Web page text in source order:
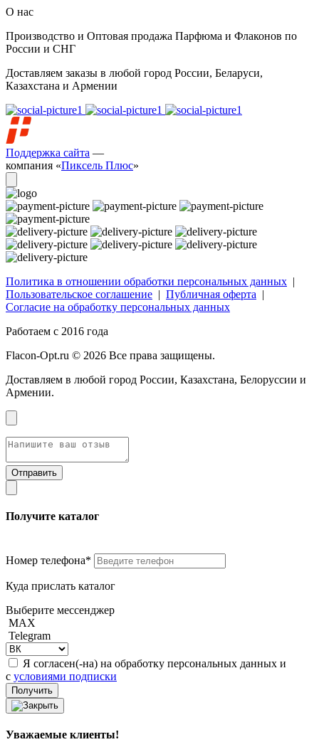
О нас
Производство и Оптовая продажа Парфюма и Флаконов по
России и СНГ
Доставляем заказы в любой город России, Беларуси,
Казахстана и Армении
Поддержка сайта —
компания «Пиксель Плюс»
Политика в отношении обработки персональных данных |
Пользовательское соглашение | Публичная оферта |
Согласие на обработку персональных данных
Работаем с 2016 года
Flacon-Opt.ru © 2026 Все права защищены.
Доставляем в любой город России, Казахстана, Белоруссии и
Армении.
Получите каталог
Номер телефона*
Куда прислать каталог
Выберите мессенджер
MAX
Telegram
Я согласен(-на) на обработку персональных данных и
с условиями подписки
Уважаемые клиенты!